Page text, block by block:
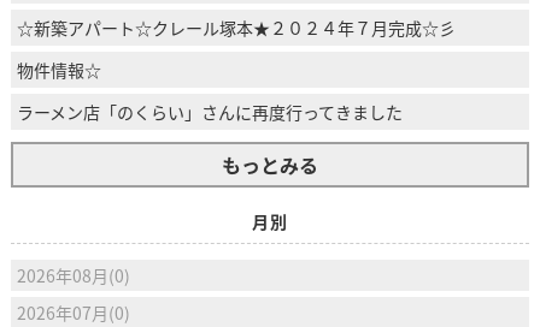
☆新築アパート☆クレール塚本★２０２４年７月完成☆彡
物件情報☆
ラーメン店「のくらい」さんに再度行ってきました
もっとみる
月別
2026年08月(0)
2026年07月(0)